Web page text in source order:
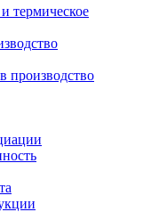
термическое
производство